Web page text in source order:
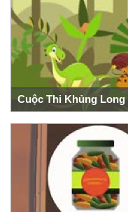
Cuộc Thi Khủng Long